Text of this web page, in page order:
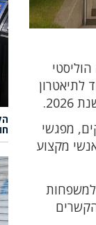
לתיאטרון
מפגשי
מקצוע